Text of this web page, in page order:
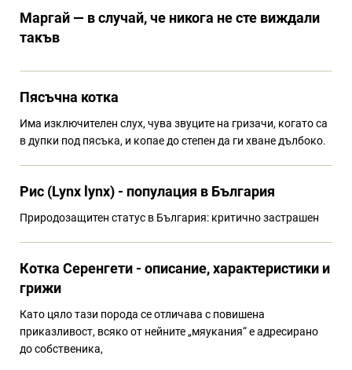
Маргай — в случай, че никога не сте виждали
такъв
Пясъчна котка
Има изключителен слух, чува звуците на гризачи, когато са
в дупки под пясъка, и копае до степен да ги хване дълбоко.
Рис (Lynx lynx) - популация в България
Природозащитен статус в България: критично застрашен
Котка Серенгети - описание, характеристики и
грижи
Като цяло тази порода се отличава с повишена
приказливост, всяко от нейните „мяукания“ е адресирано
до собственика,